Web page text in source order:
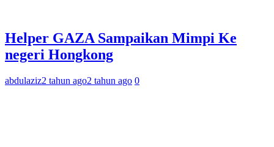
Helper GAZA Sampaikan Mimpi Ke
negeri Hongkong
abdulaziz2 tahun ago2 tahun ago 0